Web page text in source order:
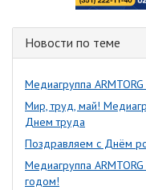
Новости по теме
Медиагруппа
Мир, труд, май!
Днем труда
Поздравляем с Днём
Медиагруппа
годом!